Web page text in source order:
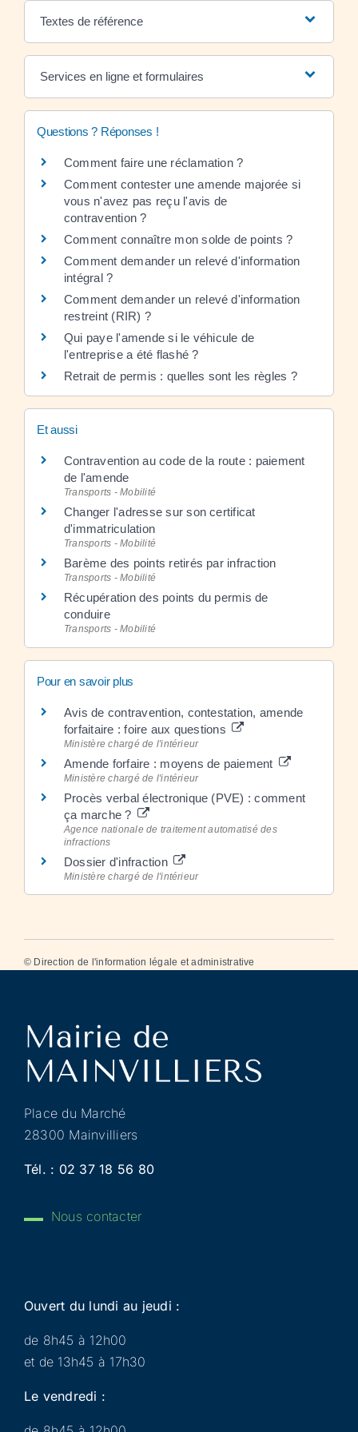
Textes de référence
Services en ligne et formulaires
Questions ? Réponses !
Comment faire une réclamation ?
Comment contester une amende majorée si
vous n'avez pas reçu l'avis de
contravention ?
Comment connaître mon solde de points ?
Comment demander un relevé d'information
intégral ?
Comment demander un relevé d'information
restreint (RIR) ?
Qui paye l'amende si le véhicule de
l'entreprise a été flashé ?
Retrait de permis : quelles sont les règles ?
Et aussi
Contravention au code de la route : paiement
de l'amende
Transports - Mobilité
Changer l'adresse sur son certificat
d'immatriculation
Transports - Mobilité
Barème des points retirés par infraction
Transports - Mobilité
Récupération des points du permis de
conduire
Transports - Mobilité
Pour en savoir plus
Avis de contravention, contestation, amende
forfaitaire : foire aux questions
Ministère chargé de l'intérieur
Amende forfaire : moyens de paiement
Ministère chargé de l'intérieur
Procès verbal électronique (PVE) : comment
ça marche ?
Agence nationale de traitement automatisé des
infractions
Dossier d'infraction
Ministère chargé de l'intérieur
© Direction de l'information légale et administrative
Place du Marché
28300 Mainvilliers
Tél. : 02 37 18 56 80
Nous contacter
Ouvert du lundi au jeudi :
de 8h45 à 12h00
et de 13h45 à 17h30
Le vendredi :